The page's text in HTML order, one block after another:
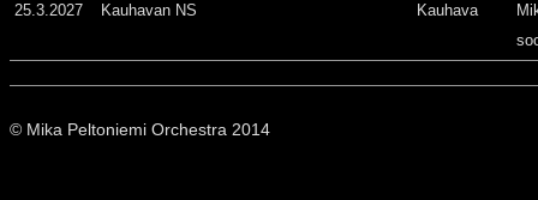
25.3.2027 Kauhavan NS Kauhava
© Mika Peltoniemi Orchestra 2014